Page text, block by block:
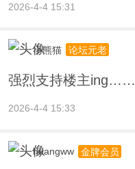
2026-4-4 15:31
小熊猫 论坛元老
强烈支持楼主ing……
2026-4-4 15:33
huangww 金牌会员